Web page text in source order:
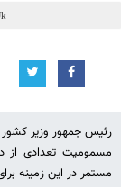
رئیس جمهور وزیر
مسمومیت تعدادی از
مستمر در این زمینه